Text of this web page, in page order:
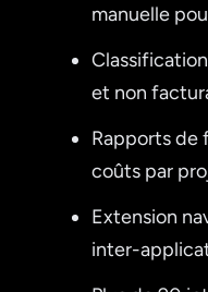
manuelle
et non
Rapports de
coûts par
Extension
inter-